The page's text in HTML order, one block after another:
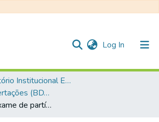
Log In (current)
Repositório Institucional EESC
Teses e Dissertações (BDTD USP)
Algoritmo enxame de partículas evolutivo para o problema de coordenação de relés de sobrecorrente direcionais em sistemas elétricos de potência